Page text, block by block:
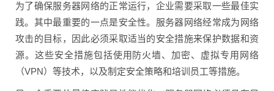
为了确保服务器网络的正常运行，企业需要采取一些最佳实
践。其中最重要的一点是安全性。服务器网络经常成为网络
攻击的目标，因此必须采取适当的安全措施来保护数据和资
源。这些安全措施包括使用防火墙、加密、虚拟专用网络
（VPN）等技术，以及制定安全策略和培训员工等措施。